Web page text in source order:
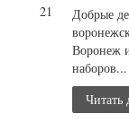
21
Добрые
Воронеж
наборов...
Читать